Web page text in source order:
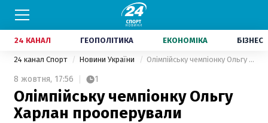
24 КАНАЛ ГЕОПОЛІТИКА ЕКОНОМІКА БІЗНЕС
24 канал Спорт Новини України Олімпійську чемпіонку Ольгу Харлан прооперували
8 жовтня, 17:56 1
Олімпійську чемпіонку Ольгу
Харлан прооперували